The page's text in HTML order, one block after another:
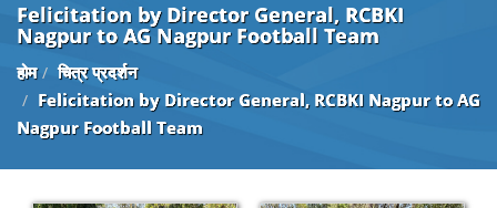
Felicitation by Director General, RCBKI
Nagpur to AG Nagpur Football Team
होम
चित्र प्रदर्शन
Felicitation by Director General, RCBKI Nagpur to AG
Nagpur Football Team